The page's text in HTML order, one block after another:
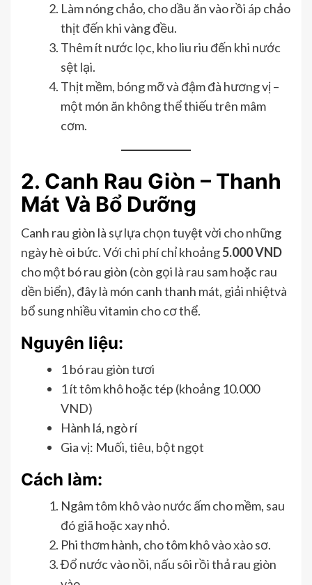
Làm nóng chảo, cho dầu ăn vào rồi áp chảo
thịt đến khi vàng đều.
Thêm ít nước lọc, kho liu riu đến khi nước
sệt lại.
Thịt mềm, bóng mỡ và đậm đà hương vị –
một món ăn không thể thiếu trên mâm
cơm.
2. Canh Rau Giòn – Thanh
Mát Và Bổ Dưỡng
Canh rau giòn là sự lựa chọn tuyệt vời cho những
ngày hè oi bức. Với chi phí chỉ khoảng5.000 VND
cho một bó rau giòn (còn gọi là rau sam hoặc rau
dền biển), đây là món canh thanh mát, giải nhiệtvà
bổ sung nhiều vitamin cho cơ thể.
Nguyên liệu:
1 bó rau giòn tươi
1 ít tôm khô hoặc tép (khoảng 10.000
VND)
Hành lá, ngò rí
Gia vị: Muối, tiêu, bột ngọt
Cách làm:
Ngâm tôm khô vào nước ấm cho mềm, sau
đó giã hoặc xay nhỏ.
Phi thơm hành, cho tôm khô vào xào sơ.
Đổ nước vào nồi, nấu sôi rồi thả rau giòn